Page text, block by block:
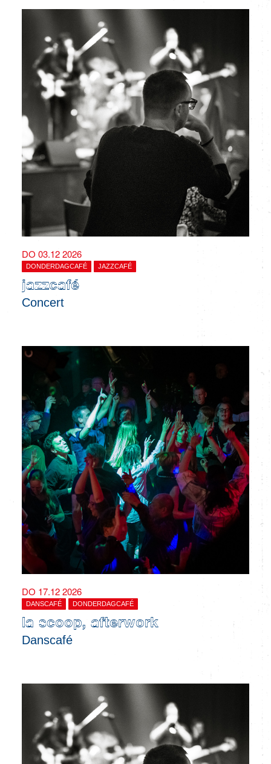
DO 03.12 2026
DONDERDAGCAFÉ JAZZCAFÉ
jazzcafé
Concert
DO 17.12 2026
DANSCAFÉ DONDERDAGCAFÉ
la scoop, afterwork
Danscafé